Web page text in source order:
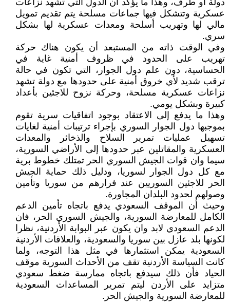
دولة أو طرف، وهذا ما يؤكد أن الدول التي تشهد نزاعات
عسكرية وتتشكل فيها جماعات مسلحة يتم تقديم تمويل
مالي لها وتهريب أسلحة ومعدات عسكرية لها بشكل
سري.
وفي الوقت ذاته من المستبعد أن يكون هناك حركة
تهريب على الحدود في ظروف أمنية غاية في
الحساسية، دون علم دول الجوار، التي تكون في حالة
ترقب شديد لأي خروق أمنية على حدودها مع دولة تشهد
نزاعات عسكرية مسلحة، وحركة نزوح للاجئين بأعداد
كبيرة وبشكل يومي.
وهذا ما يدفع إلى الاعتقاد بوجود اتفاقيات سرية تقوم
بموجبها دول الجوار السوري بإجراء ترتيبات أمنية لغايات
تسهيل عمليات تمرير السلاح والذخائر والمعدات
العسكرية والمقاتلين عبر حدودها إلى الأراضي السورية،
سيما وان قوات الجيش السوري الحر تمتلك خطوط برية
مع كل دول الجوار لسوريا، ودليل ذلك حماية الجيش
الحر للاجئين السوريين عند فرارهم من سوريا وتأمين
وصولهم لحدود البلدان المجاورة.
وحيث أن الموقف السعودي يدفع باتجاه تأمين الدعم
الكامل للمعارضة السورية، والجيش السوري الحر، فان
الدعم السعودي لابد وان يكون عبر البوابة الأردنية، نظرا
لكونها بلد عازل بين سوريا والسعودية، والعلاقات الأردنية
السعودية يمكن استثمارها في مثل هذا التوجه، ولما
كانت السياسة الأردنية تقف من الأحداث السورية موقف
الحياد فأن ذلك سيدفع باتجاه ممارسة ضغط سعودي
متزايد على الأردن ليتم تمرير المساعدات السعودية
للمعارضة السورية والجيش الحر.